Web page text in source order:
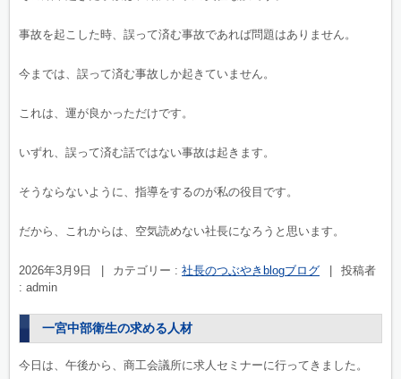
事故を起こした時、誤って済む事故であれば問題はありません。
今までは、誤って済む事故しか起きていません。
これは、運が良かっただけです。
いずれ、誤って済む話ではない事故は起きます。
そうならないように、指導をするのが私の役目です。
だから、これからは、空気読めない社長になろうと思います。
2026年3月9日 カテゴリー : 社長のつぶやきblogブログ
投稿者
: admin
一宮中部衛生の求める人材
今日は、午後から、商工会議所に求人セミナーに行ってきました。